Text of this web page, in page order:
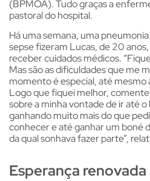
(BPMOA). Tudo graças a
pastoral do hospital.
Há uma semana, uma
sepse fizeram Lucas, de 20
receber cuidados médicos.
Mas são as dificuldades que me
momento é especial, até mesmo
Logo que fiquei melhor,
sobre a minha vontade de ir até
ganhando muito mais do que
conhecer e até ganhar um boné
da qual sonhava fazer parte”,
Esperança renovada